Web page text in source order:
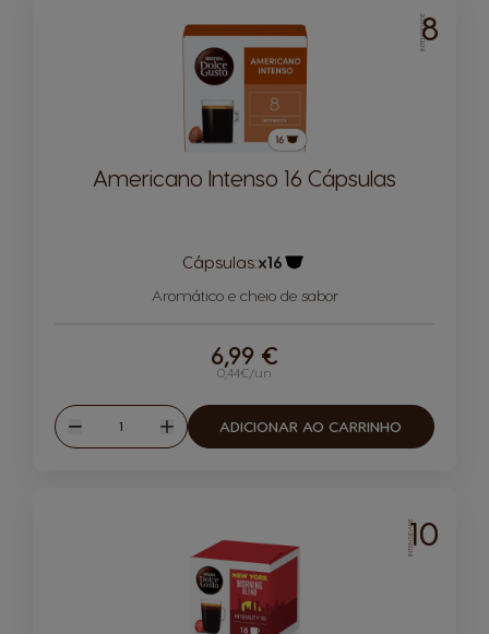
INTENSIDADE8
Americano Intenso 16 Cápsulas
Cápsulas:x16
Aromático e cheio de sabor
0,44€/un
6,99 €
Reduzir
Quantidade
Aumentar
ADICIONAR AO CARRINHO
INTENSIDADE10